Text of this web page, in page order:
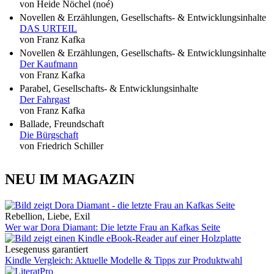
von Heide Nöchel (noé)
Novellen & Erzählungen, Gesellschafts- & Entwicklungsinhalte
DAS URTEIL
von Franz Kafka
Novellen & Erzählungen, Gesellschafts- & Entwicklungsinhalte
Der Kaufmann
von Franz Kafka
Parabel, Gesellschafts- & Entwicklungsinhalte
Der Fahrgast
von Franz Kafka
Ballade, Freundschaft
Die Bürgschaft
von Friedrich Schiller
NEU IM MAGAZIN
Rebellion, Liebe, Exil
Wer war Dora Diamant: Die letzte Frau an Kafkas Seite
Lesegenuss garantiert
Kindle Vergleich: Aktuelle Modelle & Tipps zur Produktwahl